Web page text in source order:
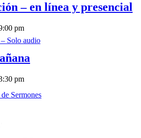
– Solo audio
Sermones
– en línea y presencial
pm
pm